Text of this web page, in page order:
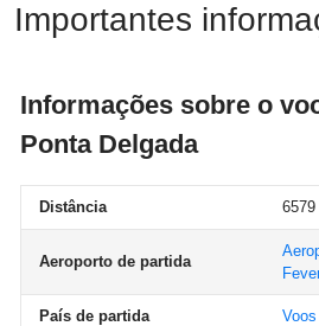
Importantes
Informações sobre o
Ponta Delgada
Distância 6579
Aeroporto de partida
País de partida